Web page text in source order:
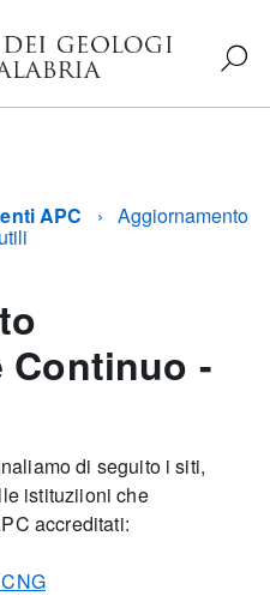
APC Aggiornamento
Continuo -
di seguito i siti,
istituziioni che
accreditati: